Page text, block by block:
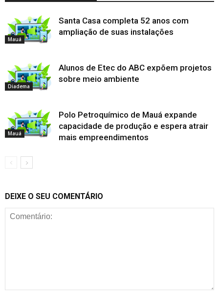
Mauá
Santa Casa completa 52 anos com
ampliação de suas instalações
Diadema
Alunos de Etec do ABC expõem projetos
sobre meio ambiente
Mauá
Polo Petroquímico de Mauá expande
capacidade de produção e espera atrair
mais empreendimentos
DEIXE O SEU COMENTÁRIO